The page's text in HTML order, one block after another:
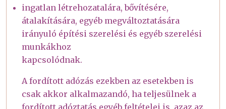
ingatlan létrehozatalára, bővítésére,
átalakítására, egyéb megváltoztatására
irányuló építési szerelési és egyéb szerelési
munkákhoz
kapcsolódnak.
A fordított adózás ezekben az esetekben is
csak akkor alkalmazandó, ha teljesülnek a
fordított adóztatás egyéb feltételei is, azaz az